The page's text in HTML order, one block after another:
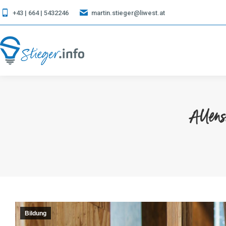
+43 | 664 | 5432246 martin.stieger@liwest.at
Bildung